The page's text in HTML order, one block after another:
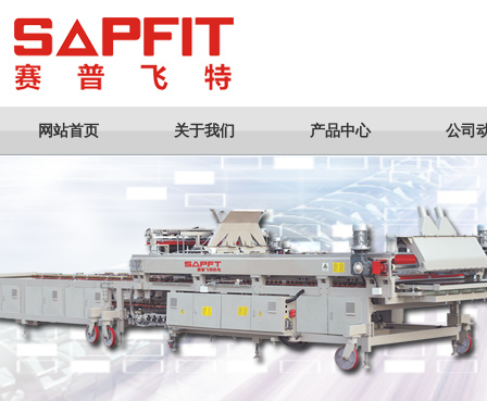
网站首页 关于我们 产品中心 公司